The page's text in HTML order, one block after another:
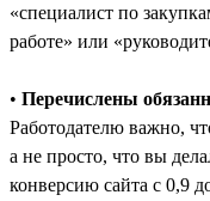
«специалист по
работе» или
• Перечислены
Работодателю важно,
а не просто, что вы
конверсию сайта с 0,9